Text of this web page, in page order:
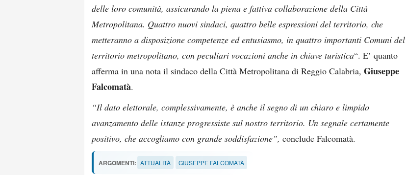
delle loro comunità, assicurando la piena e fattiva collaborazione della Città
Metropolitana. Quattro nuovi sindaci, quattro belle espressioni del territorio, che
metteranno a disposizione competenze ed entusiasmo, in quattro importanti Comuni del
territorio metropolitano, con peculiari vocazioni anche in chiave turistica“. E’ quanto
afferma in una nota il sindaco della Città Metropolitana di Reggio Calabria, Giuseppe
Falcomatà.
“Il dato elettorale, complessivamente, è anche il segno di un chiaro e limpido
avanzamento delle istanze progressiste sul nostro territorio. Un segnale certamente
positivo, che accogliamo con grande soddisfazione”, conclude Falcomatà.
ARGOMENTI: ATTUALITÀ GIUSEPPE FALCOMATÀ